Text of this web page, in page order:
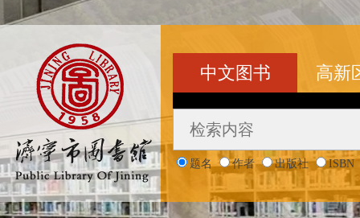
中文图书
题名 作者 出版社 ISBN
高新